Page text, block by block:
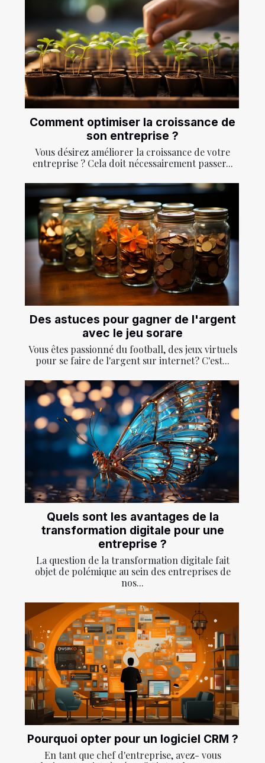
Comment optimiser la croissance de
son entreprise ?
Vous désirez améliorer la croissance de votre
entreprise ? Cela doit nécessairement passer...
Des astuces pour gagner de l'argent
avec le jeu sorare
Vous êtes passionné du football, des jeux virtuels
pour se faire de l'argent sur internet? C'est...
Quels sont les avantages de la
transformation digitale pour une
entreprise ?
La question de la transformation digitale fait
objet de polémique au sein des entreprises de
nos...
Pourquoi opter pour un logiciel CRM ?
En tant que chef d'entreprise, avez- vous